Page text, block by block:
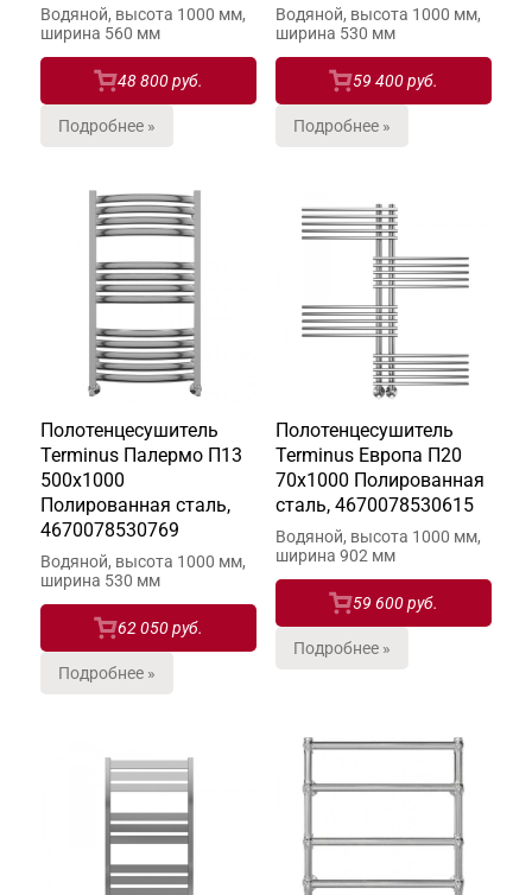
Водяной, высота 1000 мм,
ширина 560 мм
48 800 руб.
Подробнее »
Водяной, высота 1000 мм,
ширина 530 мм
59 400 руб.
Подробнее »
Полотенцесушитель
Terminus Палермо П13
500х1000
Полированная сталь,
4670078530769
Водяной, высота 1000 мм,
ширина 530 мм
62 050 руб.
Подробнее »
Полотенцесушитель
Terminus Европа П20
70х1000 Полированная
сталь, 4670078530615
Водяной, высота 1000 мм,
ширина 902 мм
59 600 руб.
Подробнее »